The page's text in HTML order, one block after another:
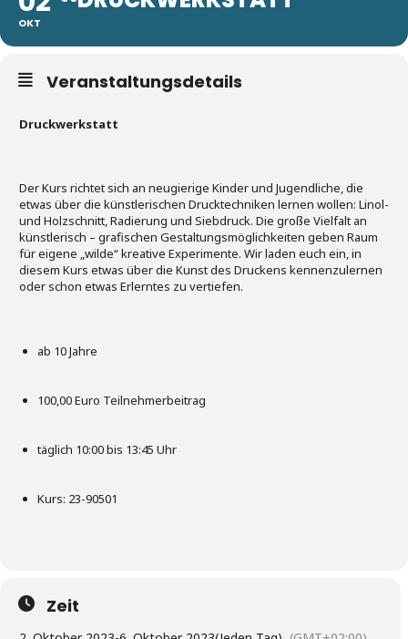
OKT
Veranstaltungsdetails
Druckwerkstatt
Der Kurs richtet sich an neugierige Kinder und Jugendliche, die
etwas über die künstlerischen Drucktechniken lernen wollen: Linol-
und Holzschnitt, Radierung und Siebdruck. Die große Vielfalt an
künstlerisch – grafischen Gestaltungsmöglichkeiten geben Raum
für eigene „wilde“ kreative Experimente. Wir laden euch ein, in
diesem Kurs etwas über die Kunst des Druckens kennenzulernen
oder schon etwas Erlerntes zu vertiefen.
ab 10 Jahre
100,00 Euro Teilnehmerbeitrag
täglich 10:00 bis 13:45 Uhr
Kurs: 23-90501
Zeit